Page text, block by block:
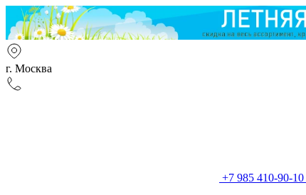
г. Москва
+7 985 410-90-10